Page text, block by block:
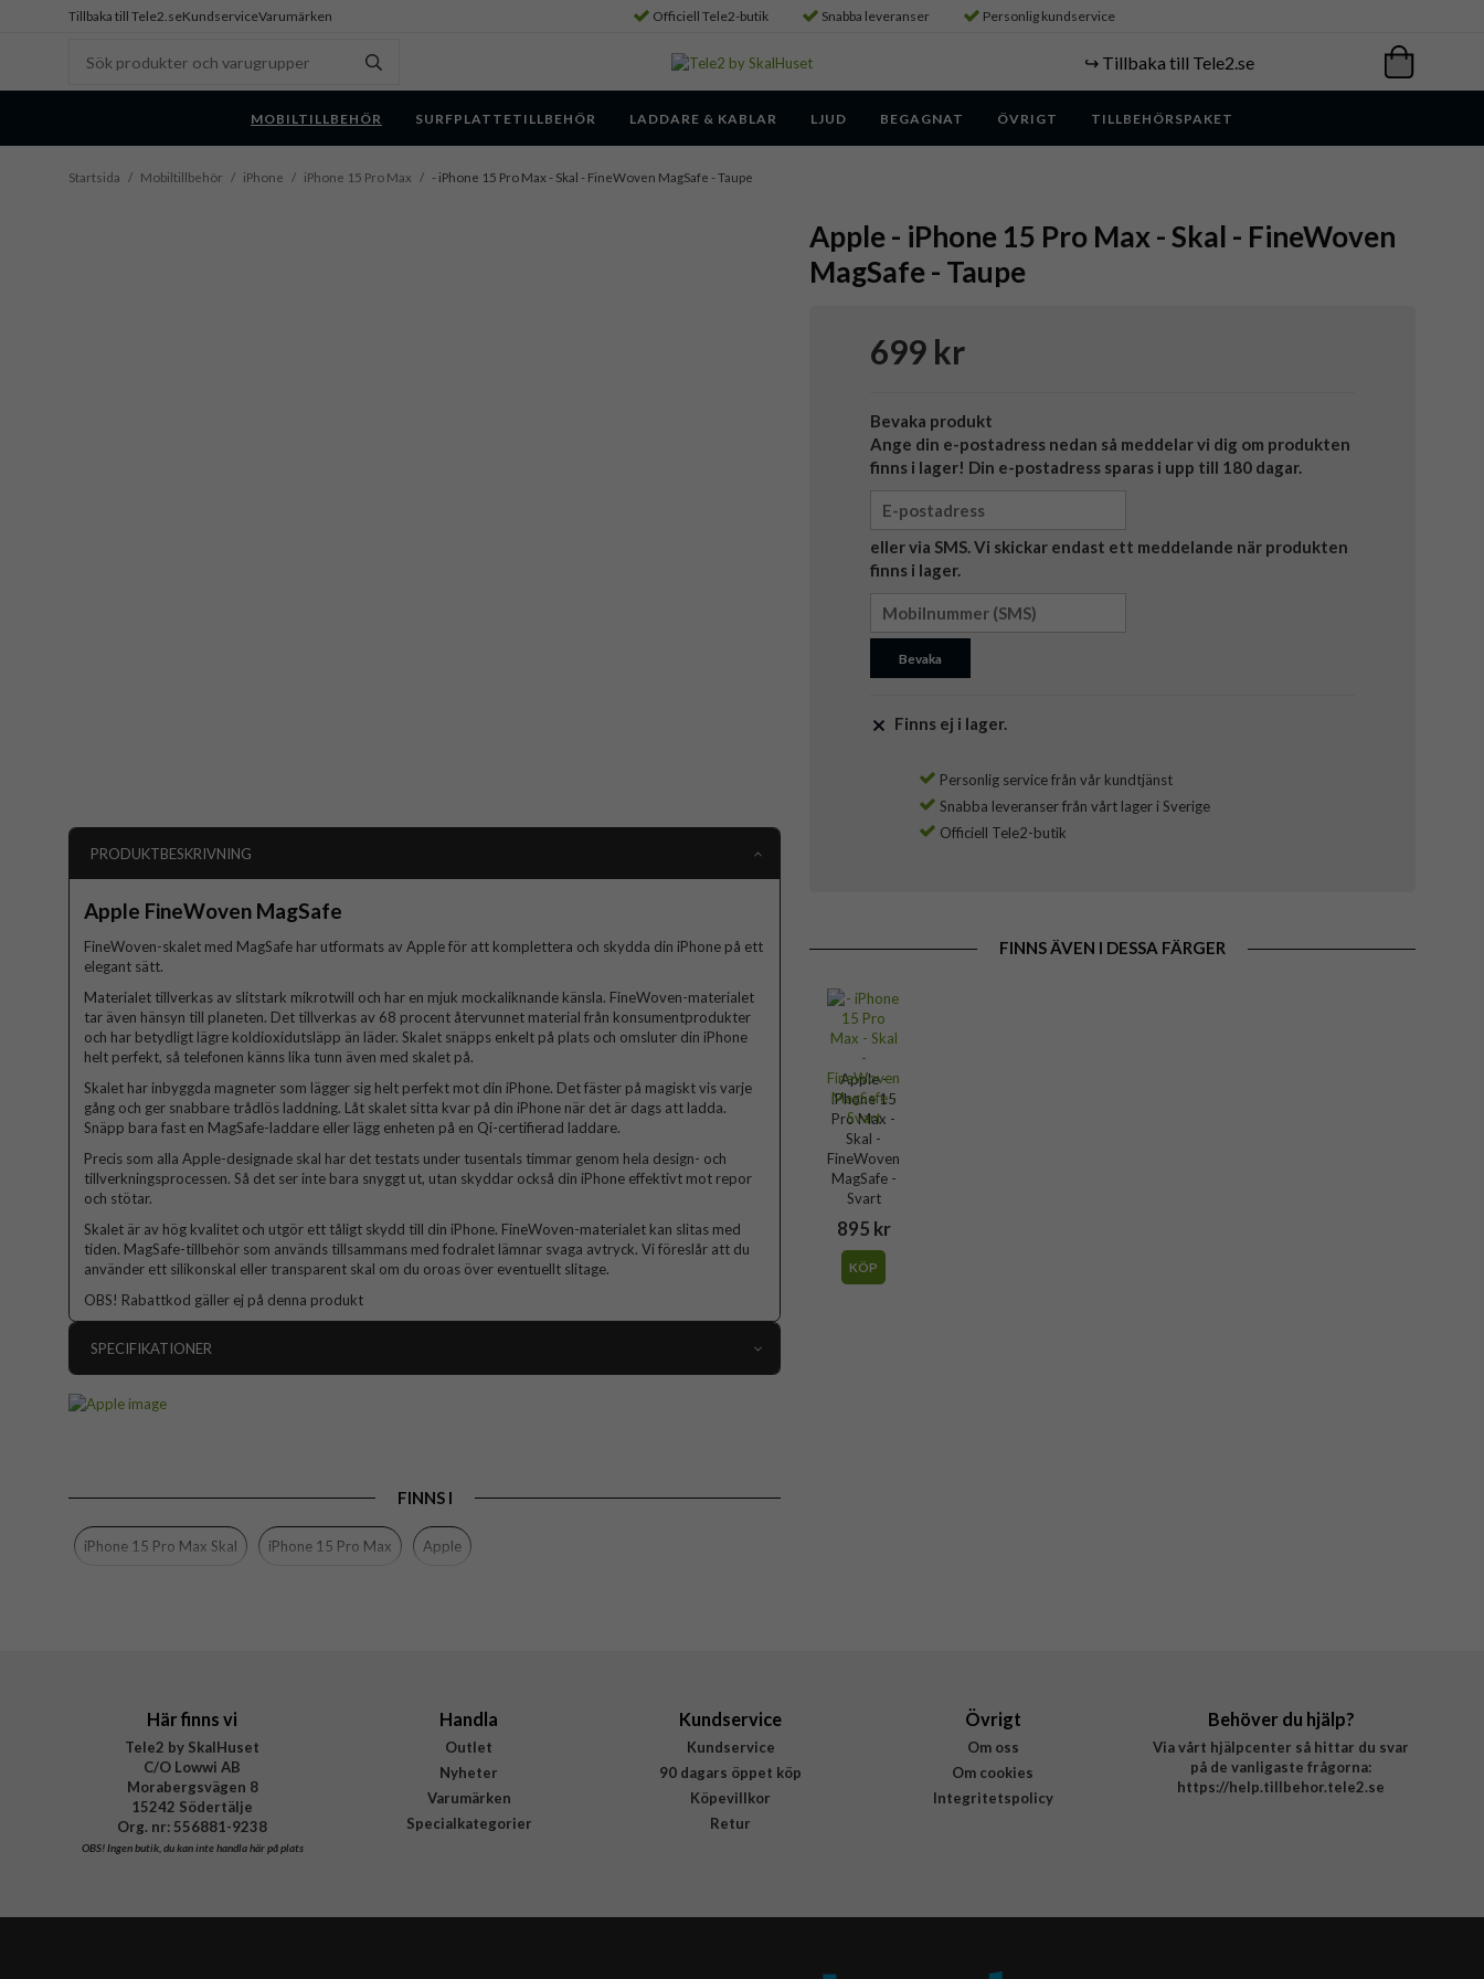
Tillbaka till Tele2.seKundserviceVarumärken Officiell Tele2-butik Snabba leveranser Personlig kundservice
↪️ Tillbaka till Tele2.se
MOBILTILLBEHÖR SURFPLATTETILLBEHÖR LADDARE & KABLAR LJUD BEGAGNAT ÖVRIGT TILLBEHÖRSPAKET
Startsida / Mobiltillbehör / iPhone / iPhone 15 Pro Max / - iPhone 15 Pro Max - Skal - FineWoven MagSafe - Taupe
Apple - iPhone 15 Pro Max - Skal - FineWoven
MagSafe - Taupe
699 kr
Bevaka produkt
Ange din e-postadress nedan så meddelar vi dig om produkten
finns i lager! Din e-postadress sparas i upp till 180 dagar.
eller via SMS. Vi skickar endast ett meddelande när produkten
finns i lager.
Bevaka
Finns ej i lager.
Personlig service från vår kundtjänst
Snabba leveranser från vårt lager i Sverige
Officiell Tele2-butik
FINNS ÄVEN I DESSA FÄRGER
Apple -
iPhone 15
Pro Max -
Skal -
FineWoven
MagSafe -
Svart
895 kr
KÖP
PRODUKTBESKRIVNING
Apple FineWoven MagSafe
FineWoven-skalet med MagSafe har utformats av Apple för att komplettera och skydda din iPhone på ett
elegant sätt.
Materialet tillverkas av slitstark mikrotwill och har en mjuk mockaliknande känsla. FineWoven-materialet
tar även hänsyn till planeten. Det tillverkas av 68 procent återvunnet material från konsumentprodukter
och har betydligt lägre koldioxidutsläpp än läder. Skalet snäpps enkelt på plats och omsluter din iPhone
helt perfekt, så telefonen känns lika tunn även med skalet på.
Skalet har inbyggda magneter som lägger sig helt perfekt mot din iPhone. Det fäster på magiskt vis varje
gång och ger snabbare trådlös laddning. Låt skalet sitta kvar på din iPhone när det är dags att ladda.
Snäpp bara fast en MagSafe-laddare eller lägg enheten på en Qi-certifierad laddare.
Precis som alla Apple-designade skal har det testats under tusentals timmar genom hela design- och
tillverkningsprocessen. Så det ser inte bara snyggt ut, utan skyddar också din iPhone effektivt mot repor
och stötar.
Skalet är av hög kvalitet och utgör ett tåligt skydd till din iPhone. FineWoven-materialet kan slitas med
tiden. MagSafe-tillbehör som används tillsammans med fodralet lämnar svaga avtryck. Vi föreslår att du
använder ett silikonskal eller transparent skal om du oroas över eventuellt slitage.
OBS! Rabattkod gäller ej på denna produkt
SPECIFIKATIONER
Egenskaper
MagSafe-kompatibel
Färg
FINNS I
iPhone 15 Pro Max Skal iPhone 15 Pro Max Apple
Här finns vi
Tele2 by SkalHuset
C/O Lowwi AB
Morabergsvägen 8
15242 Södertälje
Org. nr: 556881-9238
OBS!Ingen butik, du kan inte handla här på plats
Handla
Outlet
Nyheter
Varumärken
Specialkategorier
Kundservice
Kundservice
90 dagars öppet köp
Köpevillkor
Retur
Övrigt
Om oss
Om cookies
Integritetspolicy
Behöver du hjälp?
Via vårt hjälpcenter så hittar du svar
på de vanligaste frågorna:
https://help.tillbehor.tele2.se